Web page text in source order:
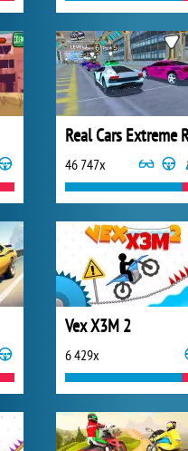
46 747x
Vex X3M 2
6 429x